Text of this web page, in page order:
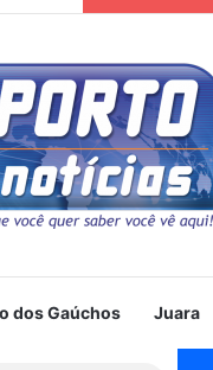
dos Gaúchos Juara